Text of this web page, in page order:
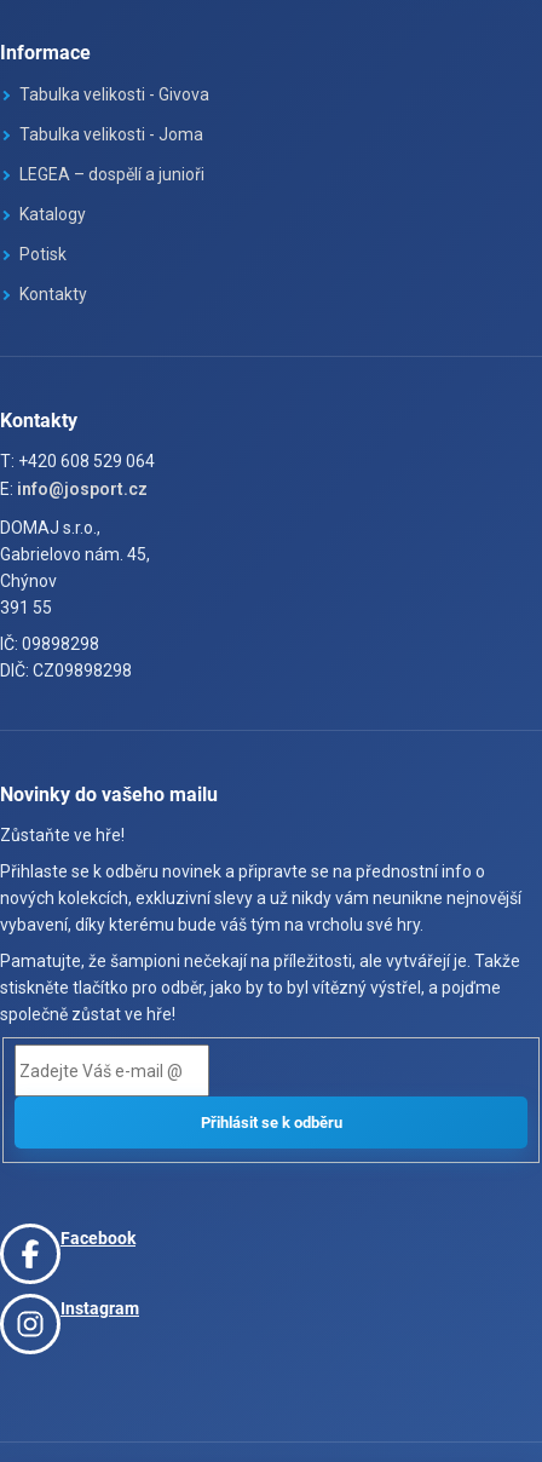
Informace
Tabulka velikosti - Givova
Tabulka velikosti - Joma
LEGEA – dospělí a junioři
Katalogy
Potisk
Kontakty
Kontakty
T: +420 608 529 064
E: info@josport.cz
DOMAJ s.r.o.,
Gabrielovo nám. 45,
Chýnov
391 55
IČ: 09898298
DIČ: CZ09898298
Novinky do vašeho mailu
Zůstaňte ve hře!
Přihlaste se k odběru novinek a připravte se na přednostní info o
nových kolekcích, exkluzivní slevy a už nikdy vám neunikne nejnovější
vybavení, díky kterému bude váš tým na vrcholu své hry.
Pamatujte, že šampioni nečekají na příležitosti, ale vytvářejí je. Takže
stiskněte tlačítko pro odběr, jako by to byl vítězný výstřel, a pojďme
společně zůstat ve hře!
Facebook
Instagram